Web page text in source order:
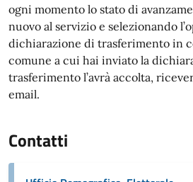
ogni momento lo stato di
nuovo al servizio e selezionando
dichiarazione di trasferimento in
comune a cui hai inviato la
trasferimento l’avrà accolta,
email.
Contatti